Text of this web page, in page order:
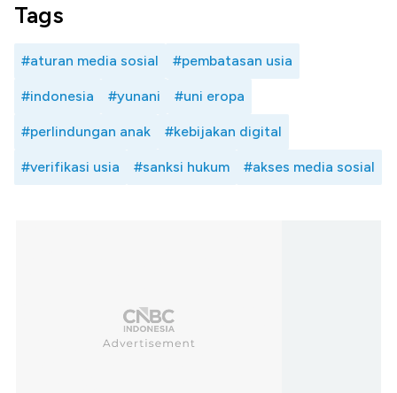
Tags
#aturan media sosial #pembatasan usia
#indonesia #yunani #uni eropa
#perlindungan anak #kebijakan digital
#verifikasi usia #sanksi hukum #akses media sosial